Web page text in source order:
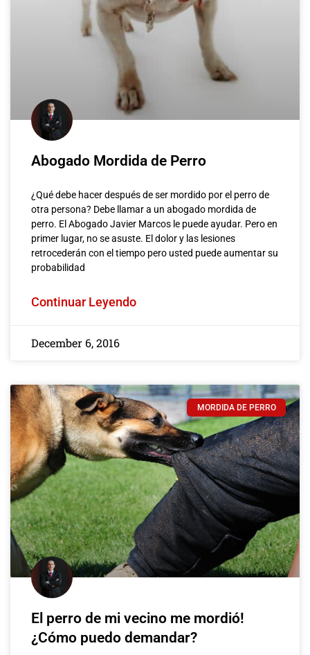
Abogado Mordida de Perro
¿Qué debe hacer después de ser mordido por el perro de
otra persona? Debe llamar a un abogado mordida de
perro. El Abogado Javier Marcos le puede ayudar. Pero en
primer lugar, no se asuste. El dolor y las lesiones
retrocederán con el tiempo pero usted puede aumentar su
probabilidad
Continuar Leyendo
December 6, 2016
MORDIDA DE PERRO
El perro de mi vecino me mordió!
¿Cómo puedo demandar?